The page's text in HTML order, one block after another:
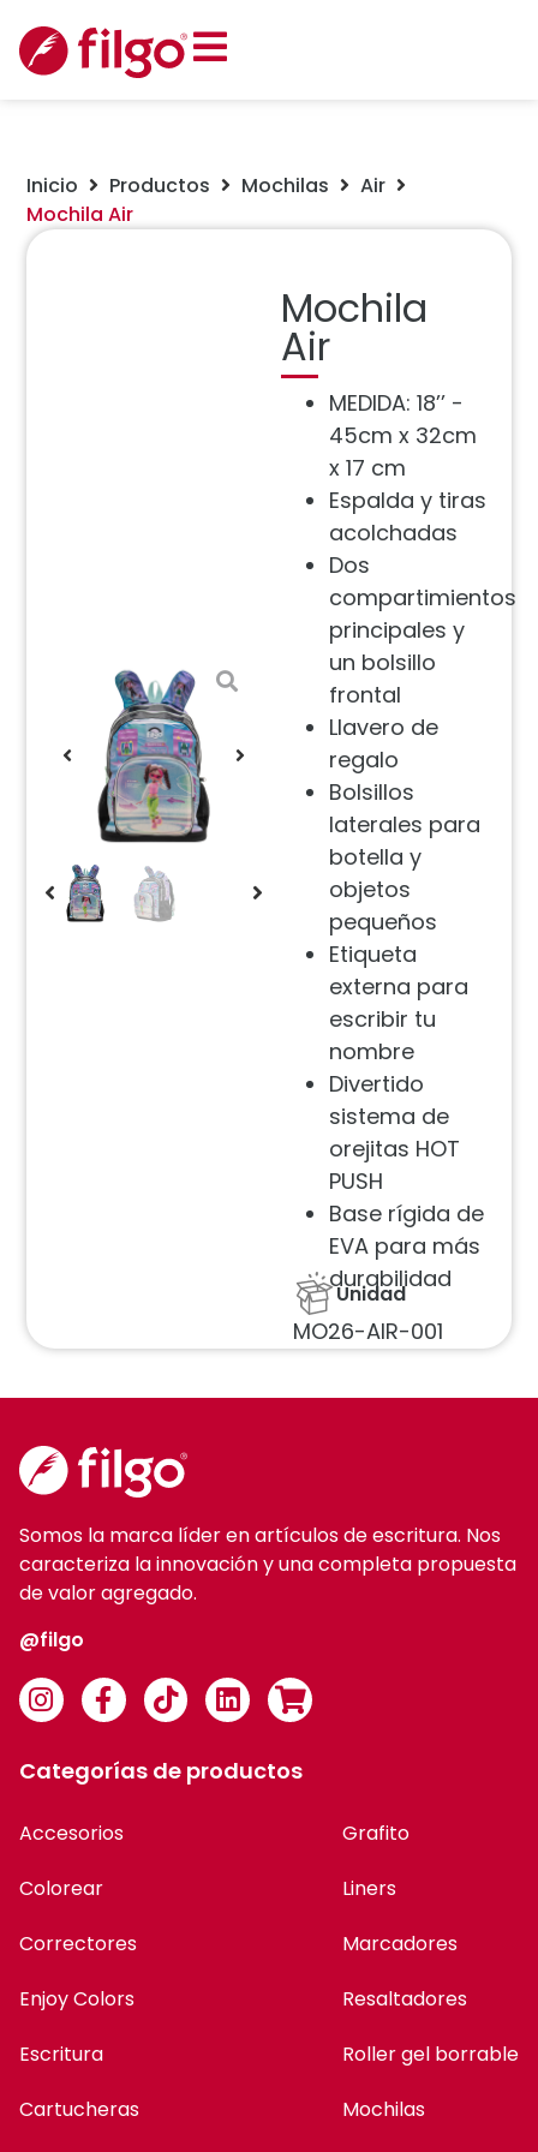
Inicio Productos Mochilas
Air
Mochila Air
Mochila
Air
MEDIDA: 18’’ -
45cm x 32cm
x 17 cm
Espalda y tiras
acolchadas
Dos
compartimientos
principales y
un bolsillo
frontal
Llavero de
regalo
Bolsillos
laterales para
botella y
objetos
pequeños
Etiqueta
externa para
escribir tu
nombre
Divertido
sistema de
orejitas HOT
PUSH
Base rígida de
EVA para más
durabilidad
Unidad
MO26-AIR-001
Somos la marca líder en artículos de escritura. Nos
caracteriza la innovación y una completa propuesta
de valor agregado.
@filgo
Categorías de productos
Accesorios
Colorear
Correctores
Enjoy Colors
Escritura
Cartucheras
Grafito
Liners
Marcadores
Resaltadores
Roller gel borrable
Mochilas